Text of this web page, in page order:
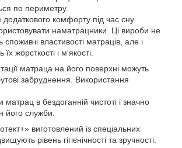
по периметру.
комфорту під час сну
наматрацники. Ці вироби не
властивості матраців, але і
їх жорсткості і м'якості.
матраца на його поверхні можуть
забруднення. Використання
матрац в бездоганній чистоті і значно
його служби.
виготовлений із спеціальних
рівень гігієнічності та зручності.